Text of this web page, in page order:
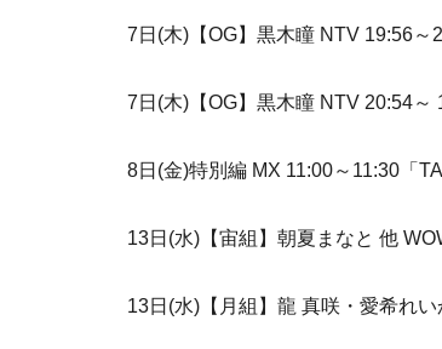
7日(木)【OG】黒木瞳 NTV 19:56～
7日(木)【OG】黒木瞳 NTV 20:54～
8日(金)特別編 MX 11:00～11:30「
13日(水)【宙組】朝夏まなと 他
13日(水)【月組】龍 真咲・愛希れ